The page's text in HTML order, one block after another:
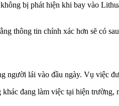
bị phát hiện khi bay vào
thông tin chính xác hơn sẽ có
người lái vào đầu ngày. Vụ việc
đang làm việc tại hiện